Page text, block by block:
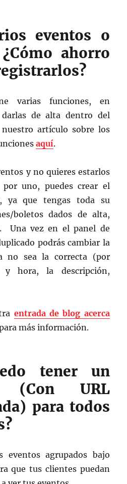
eventos o
ahorro
varias funciones, en
darlas de alta dentro del
artículo sobre los
aquí.
y no quieres estarlos
uno, puedes crear el
ya que tengas toda su
boletos dados de alta,
Una vez en el panel de
podrás cambiar la
no sea la correcta (por
y hora, la descripción,
entrada de blog acerca
más información.
tener un
(Con URL
para todos
eventos agrupados bajo
que tus clientes puedan